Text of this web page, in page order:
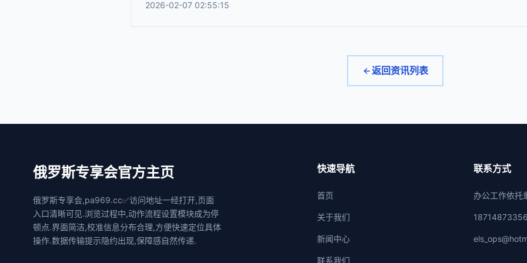
2026-02-07 02:55:15
返回资讯列表
俄罗斯专享会官方主页
俄罗斯专享会,pa969.cc✅访问地址一经打开,页面
入口清晰可见.浏览过程中,动作流程设置模块成为停
顿点.界面简洁,校准信息分布合理,方便快速定位具体
操作.数据传输提示隐约出现,保障感自然传递.
快速导航
首页
关于我们
新闻中心
联系我们
联系方式
办公工作依托
18714873356